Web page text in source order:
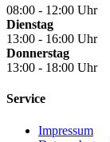
08:00 - 12:00 Uhr
Dienstag
13:00 -
Donnerstag
13:00 - 18:00 Uhr
Service
Impressum